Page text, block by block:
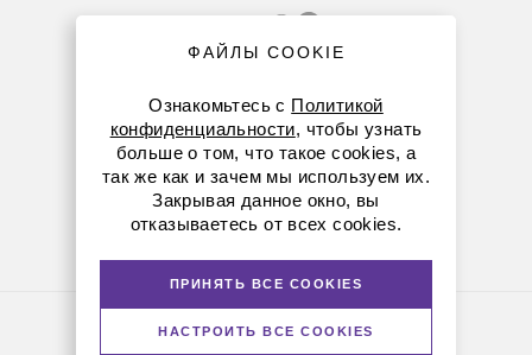
8 (800) 234-05-08
+7 (912) 658-76-06
© Диаэм, 1988 — 2026. Все права защищены
ФАЙЛЫ COOKIE
Ознакомьтесь с Политикой
конфиденциальности, чтобы узнать
больше о том, что такое cookies, а
так же как и зачем мы используем их.
Закрывая данное окно, вы
отказываетесь от всех cookies.
ПРИНЯТЬ ВСЕ COOKIES
НАСТРОИТЬ ВСЕ COOKIES